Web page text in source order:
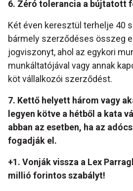
6. Zéró tolerancia a bújtatott
Két éven keresztül terhelje 40
bármely szerződéses összeg
jogviszonyt, ahol az egykori
munkáltatójával vagy annak
köt vállalkozói szerződést.
7. Kettő helyett három vagy
legyen kötve a hétből a kata
abban az esetben, ha az
fogadják el.
+1. Vonják vissza a Lex
millió forintos szabályt!